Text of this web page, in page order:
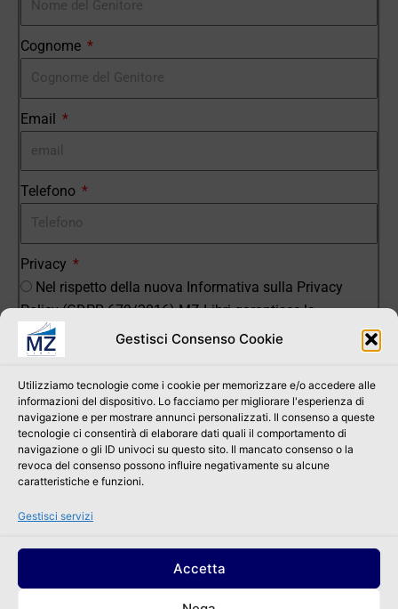
Gestisci Consenso Cookie
Utilizziamo tecnologie come i cookie per memorizzare e/o accedere alle
informazioni del dispositivo. Lo facciamo per migliorare l'esperienza di
navigazione e per mostrare annunci personalizzati. Il consenso a queste
tecnologie ci consentirà di elaborare dati quali il comportamento di
navigazione o gli ID univoci su questo sito. Il mancato consenso o la
revoca del consenso possono influire negativamente su alcune
caratteristiche e funzioni.
Gestisci servizi
Accetta
Cognome
Email
Telefono
Privacy
Nel rispetto della nuova Informativa sulla Privacy
Policy (GDPR 679/2016) MZ Libri garantisce la
riservatezza dei dati e la possibilità di modificarli o
cancellarli tramite richiesta scritta indirizzata al
Responsabile dei trattamenti di dati personali (presso
l’indirzzo info@mzlibri.it). Accettando questa condizione
i dati saranno utilizzati al solo fine di gestire la richiesta
dei volumi, comunicazioni promozionali e trattati
secondo la normativa vigente (D.Lgs.196/03)
La chiusura delle prenotazioni avverrà il 21/08/2026